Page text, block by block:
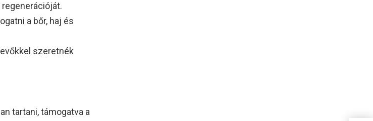
a bőr, haj és
szeretnék
tartani, támogatva a